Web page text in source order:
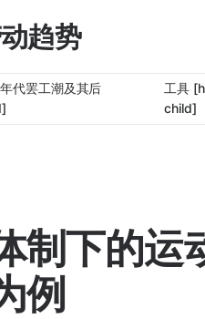
趋势
代罢工潮及其后
工具
child]
制下的运
例